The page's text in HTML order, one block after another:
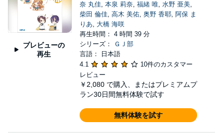
プレビューの
再生
奈 丸佳, 本泉 莉奈, 福緒 唯, 水野 亜美,
柴田 倫佳, 高木 美佑, 奥野 香耶, 阿保 ま
りあ, 大橋 海咲
再生時間： 4 時間 39 分
シリーズ：
ＧＪ部
言語： 日本語
4.1
10件のカスタマー
レビュー
￥2,080 で購入、またはプレミアムプ
ラン30日間無料体験で試す
無料体験を試す